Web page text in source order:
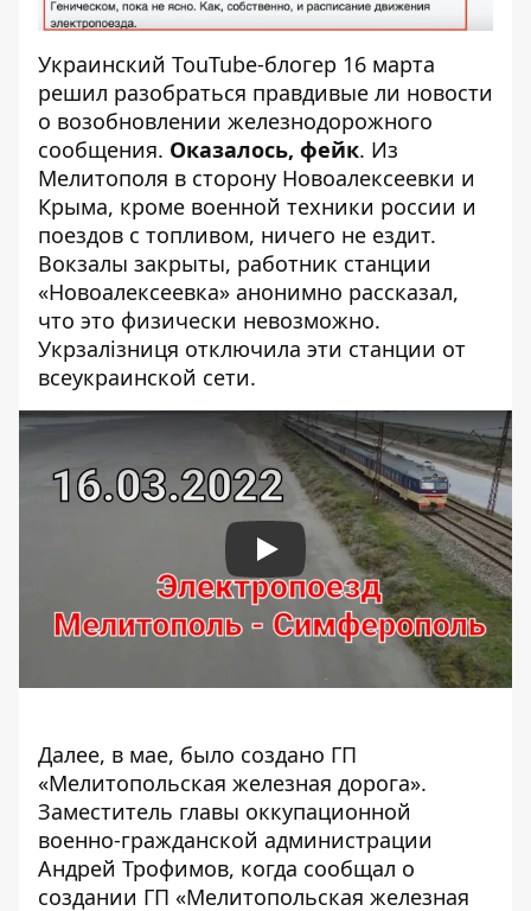
Украинский TouTube-блогер 16 марта
решил разобраться правдивые ли новости
о возобновлении железнодорожного
сообщения. Оказалось, фейк. Из
Мелитополя в сторону Новоалексеевки и
Крыма, кроме военной техники россии и
поездов с топливом, ничего не ездит.
Вокзалы закрыты, работник станции
«Новоалексеевка» анонимно рассказал,
что это физически невозможно.
Укрзалізниця отключила эти станции от
всеукраинской сети.
Play
Далее, в мае, было создано ГП
«Мелитопольская железная дорога».
Заместитель главы оккупационной
военно-гражданской администрации
Андрей Трофимов, когда сообщал о
создании ГП «Мелитопольская железная